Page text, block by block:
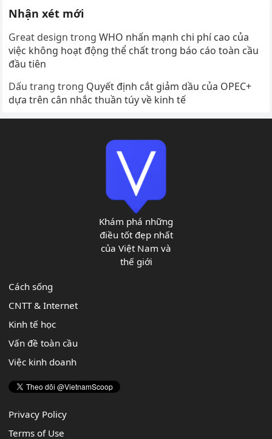
Nhận xét mới
Great design trongWHO nhấn mạnh chi phí cao của
việc không hoạt động thể chất trong báo cáo toàn cầu
đầu tiên
Dấu trang trong Quyết định cắt giảm dầu của OPEC+
dựa trên cân nhắc thuần túy về kinh tế
Khám phá những
điều tốt đẹp nhất
của Việt Nam và
thế giới
Cách sống
CNTT & Internet
Kinh tế học
Vấn đề toàn cầu
Việc kinh doanh
Privacy Policy
Terms of Use